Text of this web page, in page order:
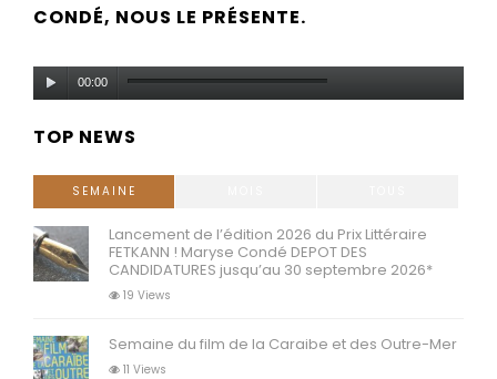
CONDÉ, NOUS LE PRÉSENTE.
Lecteur00:00
TOP NEWS
SEMAINE
Lancement de l’édition 2026 du Prix Littéraire
FETKANN ! Maryse Condé DEPOT DES
CANDIDATURES jusqu’au 30 septembre 2026*
19 Views
Semaine du film de la Caraibe et des Outre-Mer
11 Views